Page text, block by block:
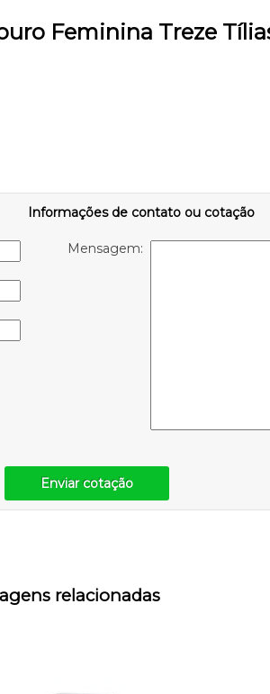
Feminina Treze
Informações de contato ou cotação
Mensagem:
Enviar cotação
relacionadas